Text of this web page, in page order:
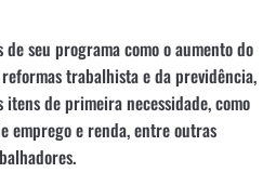
seu programa como o aumento do
trabalhista e da previdência,
de primeira necessidade, como
emprego e renda, entre outras